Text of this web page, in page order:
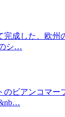
完成した、欧州
シ…
のビアンコマー